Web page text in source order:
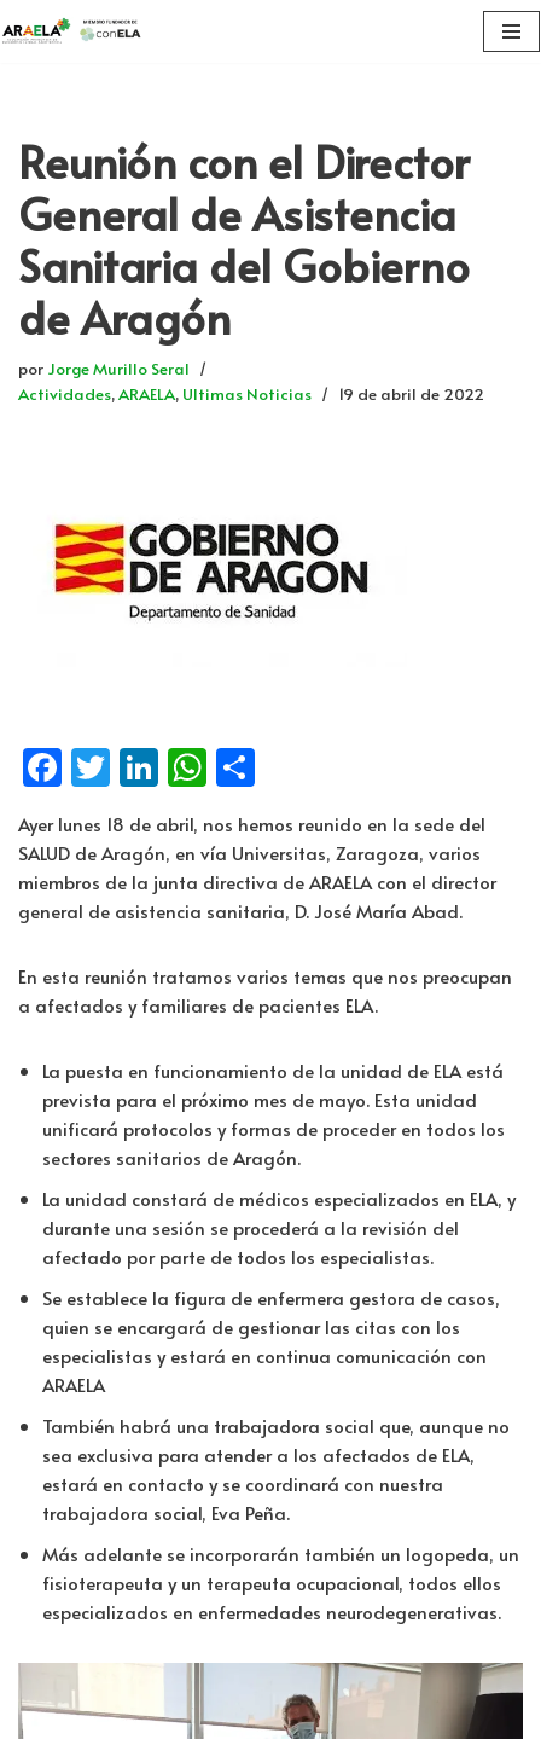
Reunión con el Director
General de Asistencia
Sanitaria del Gobierno
de Aragón
por Jorge Murillo Seral
Actividades,ARAELA, Ultimas Noticias 19 de abril de 2022
Fa
b
o
o
k
T
wi
tt
er
Li
n
k
e
dI
n
W
at
s
A
p
p
m
p
ar
tir
Ayer lunes 18 de abril, nos hemos reunido en la sede del
SALUD de Aragón, en vía Universitas, Zaragoza, varios
miembros de la junta directiva de ARAELA con el director
general de asistencia sanitaria, D. José María Abad.
En esta reunión tratamos varios temas que nos preocupan
a afectados y familiares de pacientes ELA.
La puesta en funcionamiento de la unidad de ELA está
prevista para el próximo mes de mayo. Esta unidad
unificará protocolos y formas de proceder en todos los
sectores sanitarios de Aragón.
La unidad constará de médicos especializados en ELA, y
durante una sesión se procederá a la revisión del
afectado por parte de todos los especialistas.
Se establece la figura de enfermera gestora de casos,
quien se encargará de gestionar las citas con los
especialistas y estará en continua comunicación con
ARAELA
También habrá una trabajadora social que, aunque no
sea exclusiva para atender a los afectados de ELA,
estará en contacto y se coordinará con nuestra
trabajadora social, Eva Peña.
Más adelante se incorporarán también un logopeda, un
fisioterapeuta y un terapeuta ocupacional, todos ellos
especializados en enfermedades neurodegenerativas.